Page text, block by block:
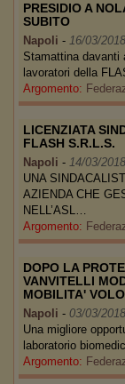
PRESIDIO A
SUBITO
Napoli - 16/03/2018
Stamattina davanti
lavoratori della
Argomento:
LICENZIATA
FLASH S.R.L.S.
Napoli - 14/03/2018
UNA
AZIENDA CHE
NELL’ASL…
Argomento:
DOPO LA
VANVITELLI
MOBILITA'
Napoli - 03/03/2018
Una migliore
laboratorio
Argomento: